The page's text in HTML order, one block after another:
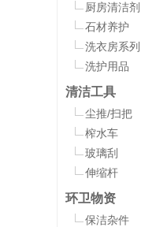
厨房清洁剂
石材养护
洗衣房系列
洗护用品
清洁工具
尘推/扫把
榨水车
玻璃刮
伸缩杆
环卫物资
保洁杂件